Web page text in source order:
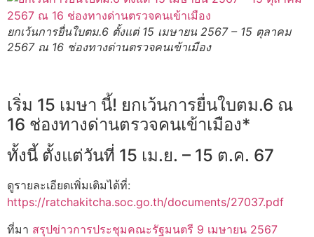
ยกเว้นการยื่นใบตม.6 ตั้งแต่ 15 เมษายน 2567 – 15 ตุลาคม
2567 ณ 16 ช่องทางด่านตรวจคนเข้าเมือง
เริ่ม 15 เมษา นี้! ยกเว้นการยื่นใบตม.6 ณ
16 ช่องทางด่านตรวจคนเข้าเมือง*
ทั้งนี้ ตั้งแต่วันที่ 15 เม.ย. – 15 ต.ค. 67
ดูรายละเอียดเพิ่มเติมได้ที่:
https://ratchakitcha.soc.go.th/documents/27037.pdf
ที่มา สรุปข่าวการประชุมคณะรัฐมนตรี 9 เมษายน 2567